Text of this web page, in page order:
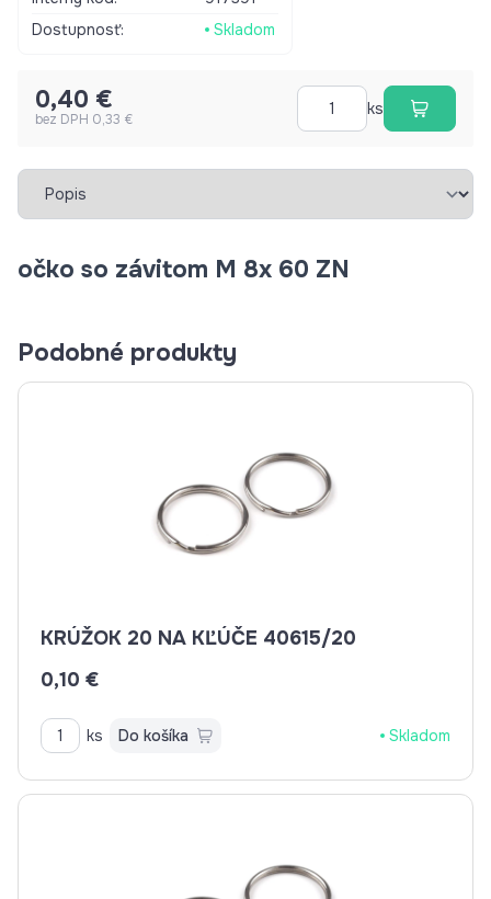
Dostupnosť:
Skladom
0,40 €
bez DPH 0,33 €
ks
Vybrať záložku
očko so závitom M 8x 60 ZN
Podobné produkty
KRÚŽOK 20 NA KĽÚČE 40615/20
0,10 €
ks Do košíka Skladom